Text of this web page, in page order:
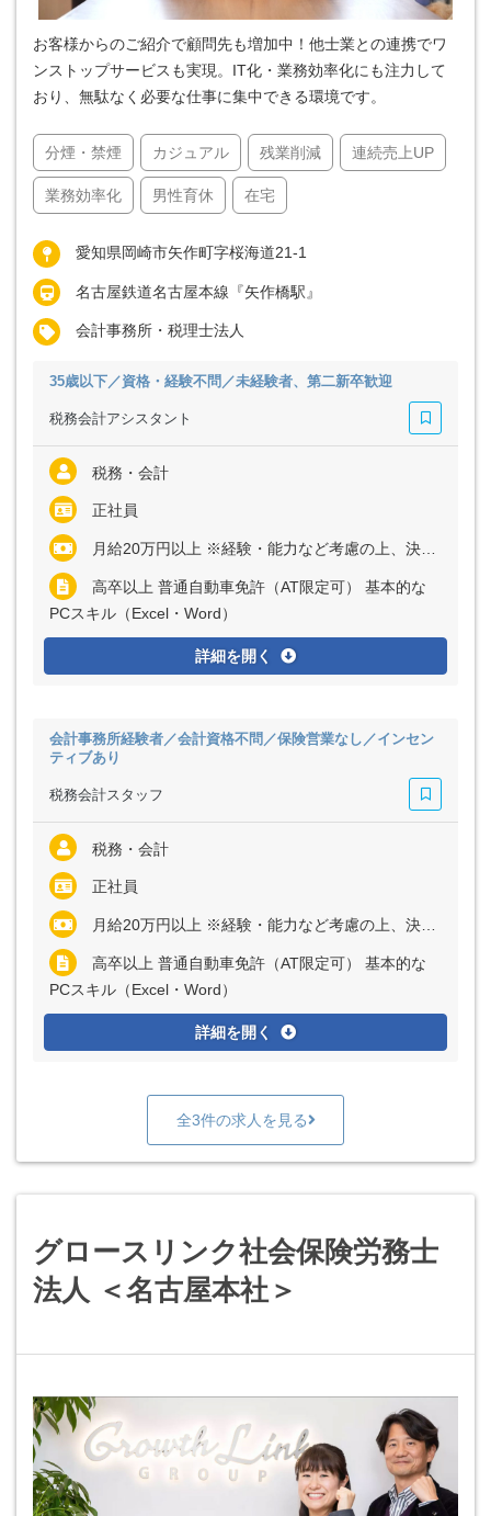
お客様からのご紹介で顧問先も増加中！他士業との連携でワ
ンストップサービスも実現。IT化・業務効率化にも注力して
おり、無駄なく必要な仕事に集中できる環境です。
分煙・禁煙 カジュアル 残業削減 連続売上UP
業務効率化 男性育休 在宅
愛知県岡崎市矢作町字桜海道21-1
名古屋鉄道名古屋本線『矢作橋駅』
会計事務所・税理士法人
35歳以下／資格・経験不問／未経験者、第二新卒歓迎
税務会計アシスタント
税務・会計
正社員
月給20万円以上 ※経験・能力など考慮の上、決定いたします ※残業代は全額支給
高卒以上 普通自動車免許（AT限定可） 基本的な
PCスキル（Excel・Word）
詳細を開く
会計事務所経験者／会計資格不問／保険営業なし／インセン
ティブあり
税務会計スタッフ
税務・会計
正社員
月給20万円以上 ※経験・能力など考慮の上、決定いたします ※残業代は全額支給
高卒以上 普通自動車免許（AT限定可） 基本的な
PCスキル（Excel・Word）
詳細を開く
全3件の求人を見る
グロースリンク社会保険労務士
法人 ＜名古屋本社＞